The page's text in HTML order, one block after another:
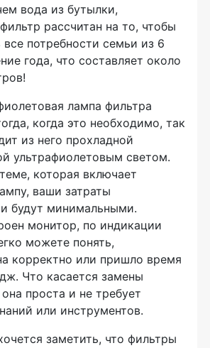
вода из бутылки,
рассчитан на то, чтобы
все потребности семьи из 6
года, что составляет около
лампа фильтра
когда это необходимо, так
из него прохладной
ультрафиолетовым светом.
которая включает
ваши затраты
будут минимальными.
монитор, по индикации
можете понять,
корректно или пришло время
Что касается замены
проста и не требует
или инструментов.
заметить, что фильтры